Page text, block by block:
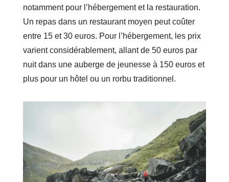
notamment pour l’hébergement et la restauration.
Un repas dans un restaurant moyen peut coûter
entre 15 et 30 euros. Pour l’hébergement, les prix
varient considérablement, allant de 50 euros par
nuit dans une auberge de jeunesse à 150 euros et
plus pour un hôtel ou un rorbu traditionnel.